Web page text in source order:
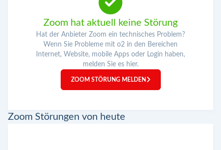
Zoom hat aktuell keine Störung
Hat der Anbieter Zoom ein technisches Problem?
Wenn Sie Probleme mit o2 in den Bereichen
Internet, Website, mobile Apps oder Login haben,
melden Sie es hier.
ZOOM STÖRUNG MELDEN
Zoom Störungen von heute